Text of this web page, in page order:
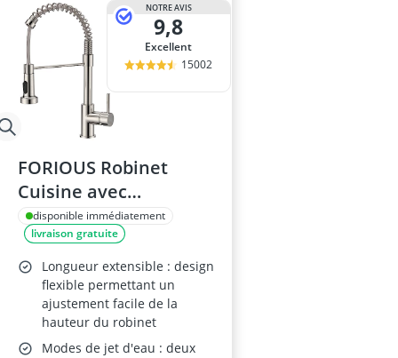
NOTRE AVIS
9,8
Excellent
15002
FORIOUS Robinet
Cuisine avec
Douchette 2 Modes,
Pivotant à 360°, Inox
disponible immédiatement
livraison gratuite
Longueur extensible : design
flexible permettant un
ajustement facile de la
hauteur du robinet
Modes de jet d'eau : deux